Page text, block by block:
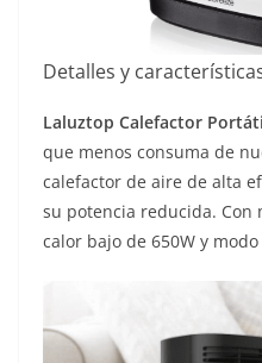
Detalles y
Laluztop Calefactor
que menos consuma de
calefactor de aire de alta
su potencia reducida. Con
calor bajo de 650W y